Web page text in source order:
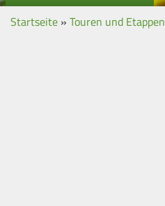
Startseite » Touren und Etappen